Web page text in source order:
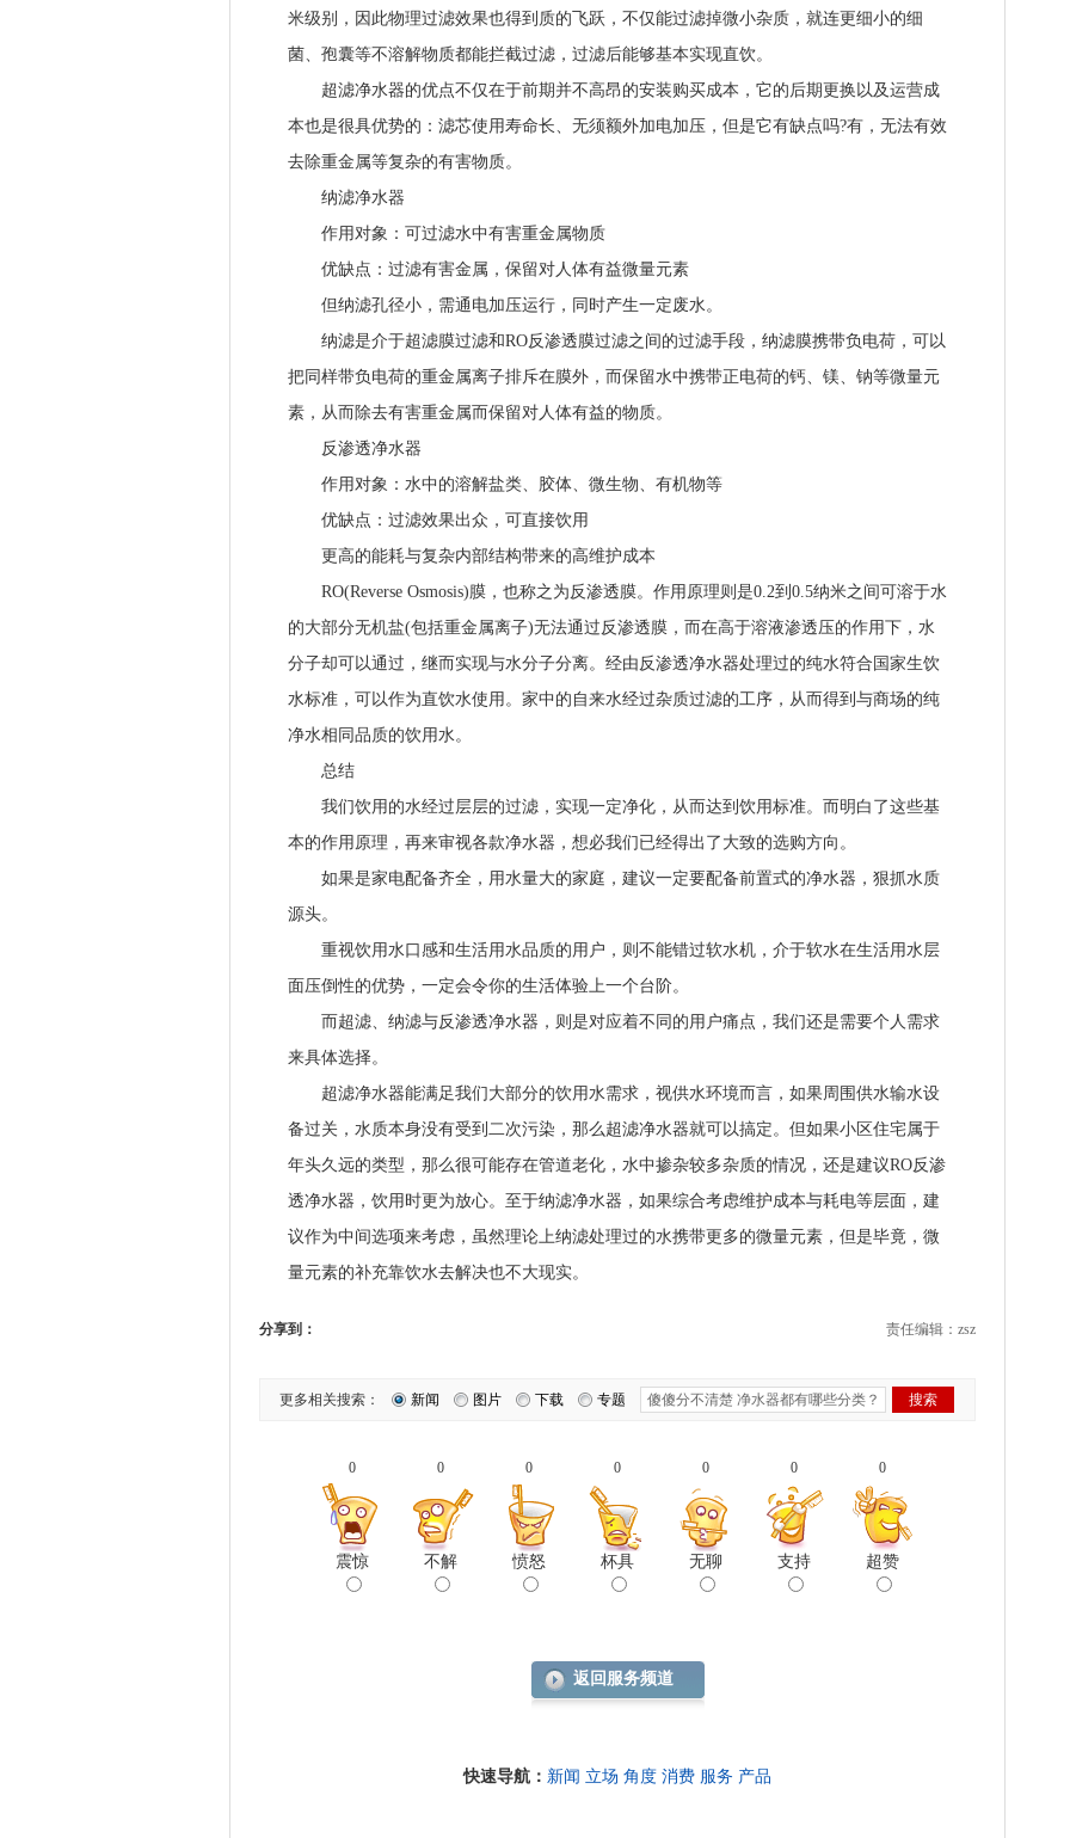
米级别，因此物理过滤效果也得到质的飞跃，不仅能过滤掉微小杂质，就连更细小的细
菌、孢囊等不溶解物质都能拦截过滤，过滤后能够基本实现直饮。
超滤净水器的优点不仅在于前期并不高昂的安装购买成本，它的后期更换以及运营成
本也是很具优势的：滤芯使用寿命长、无须额外加电加压，但是它有缺点吗?有，无法有效
去除重金属等复杂的有害物质。
纳滤净水器
作用对象：可过滤水中有害重金属物质
优缺点：过滤有害金属，保留对人体有益微量元素
但纳滤孔径小，需通电加压运行，同时产生一定废水。
纳滤是介于超滤膜过滤和RO反渗透膜过滤之间的过滤手段，纳滤膜携带负电荷，可以
把同样带负电荷的重金属离子排斥在膜外，而保留水中携带正电荷的钙、镁、钠等微量元
素，从而除去有害重金属而保留对人体有益的物质。
反渗透净水器
作用对象：水中的溶解盐类、胶体、微生物、有机物等
优缺点：过滤效果出众，可直接饮用
更高的能耗与复杂内部结构带来的高维护成本
RO(Reverse Osmosis)膜，也称之为反渗透膜。作用原理则是0.2到0.5纳米之间可溶于水
的大部分无机盐(包括重金属离子)无法通过反渗透膜，而在高于溶液渗透压的作用下，水
分子却可以通过，继而实现与水分子分离。经由反渗透净水器处理过的纯水符合国家生饮
水标准，可以作为直饮水使用。家中的自来水经过杂质过滤的工序，从而得到与商场的纯
净水相同品质的饮用水。
总结
我们饮用的水经过层层的过滤，实现一定净化，从而达到饮用标准。而明白了这些基
本的作用原理，再来审视各款净水器，想必我们已经得出了大致的选购方向。
如果是家电配备齐全，用水量大的家庭，建议一定要配备前置式的净水器，狠抓水质
源头。
重视饮用水口感和生活用水品质的用户，则不能错过软水机，介于软水在生活用水层
面压倒性的优势，一定会令你的生活体验上一个台阶。
而超滤、纳滤与反渗透净水器，则是对应着不同的用户痛点，我们还是需要个人需求
来具体选择。
超滤净水器能满足我们大部分的饮用水需求，视供水环境而言，如果周围供水输水设
备过关，水质本身没有受到二次污染，那么超滤净水器就可以搞定。但如果小区住宅属于
年头久远的类型，那么很可能存在管道老化，水中掺杂较多杂质的情况，还是建议RO反渗
透净水器，饮用时更为放心。至于纳滤净水器，如果综合考虑维护成本与耗电等层面，建
议作为中间选项来考虑，虽然理论上纳滤处理过的水携带更多的微量元素，但是毕竟，微
量元素的补充靠饮水去解决也不大现实。
分享到： 责任编辑：zsz
更多相关搜索： 新闻 图片 下载 专题
0
震惊
0
不解
0
愤怒
0
杯具
0
无聊
0
支持
0
超赞
返回服务频道
快速导航： 新闻 立场 角度 消费 服务 产品